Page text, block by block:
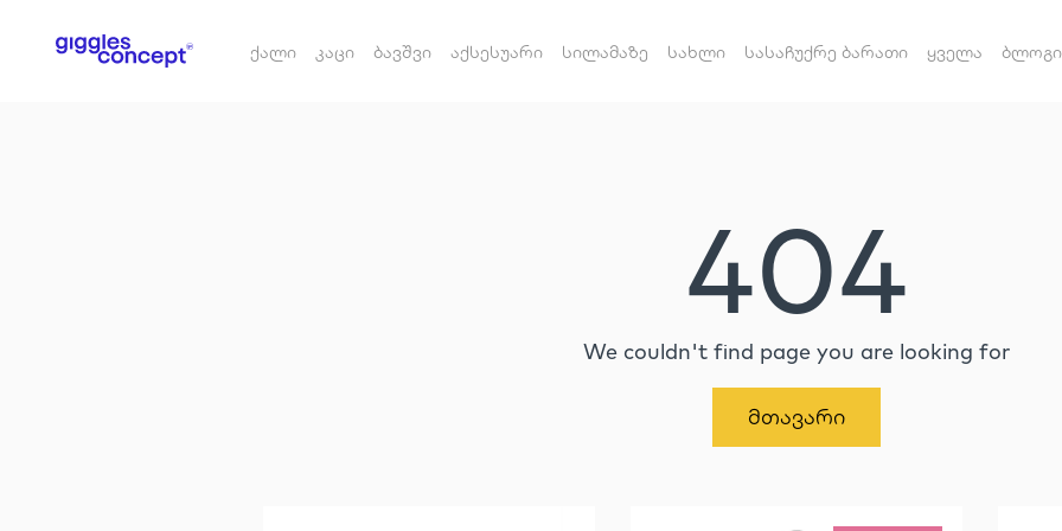
ქალი კაცი ბავშვი აქსესუარი სილამაზე სახლი სასაჩუქრე ბარათი ყველა ბლოგი
404
We couldn't find page you are looking for
Მთავარი